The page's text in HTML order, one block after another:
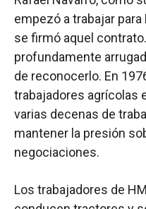
empezó a trabajar para
se firmó aquel
profundamente
de reconocerlo. En
trabajadores agrícolas
varias decenas de
mantener la presión
negociaciones.
Los trabajadores de